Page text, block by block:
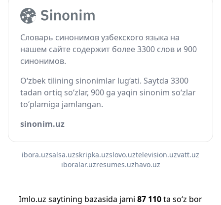
Словарь синонимов узбекского языка на
нашем сайте содержит более 3300 слов и 900
синонимов.
O‘zbek tilining sinonimlar lug‘ati. Saytda 3300
tadan ortiq so‘zlar, 900 ga yaqin sinonim so‘zlar
to‘plamiga jamlangan.
sinonim.uz
ibora.uzsalsa.uzskripka.uzslovo.uztelevision.uzvatt.uz
iboralar.uzresumes.uzhavo.uz
Imlo.uz saytining bazasida jami 87 110ta so‘z bor